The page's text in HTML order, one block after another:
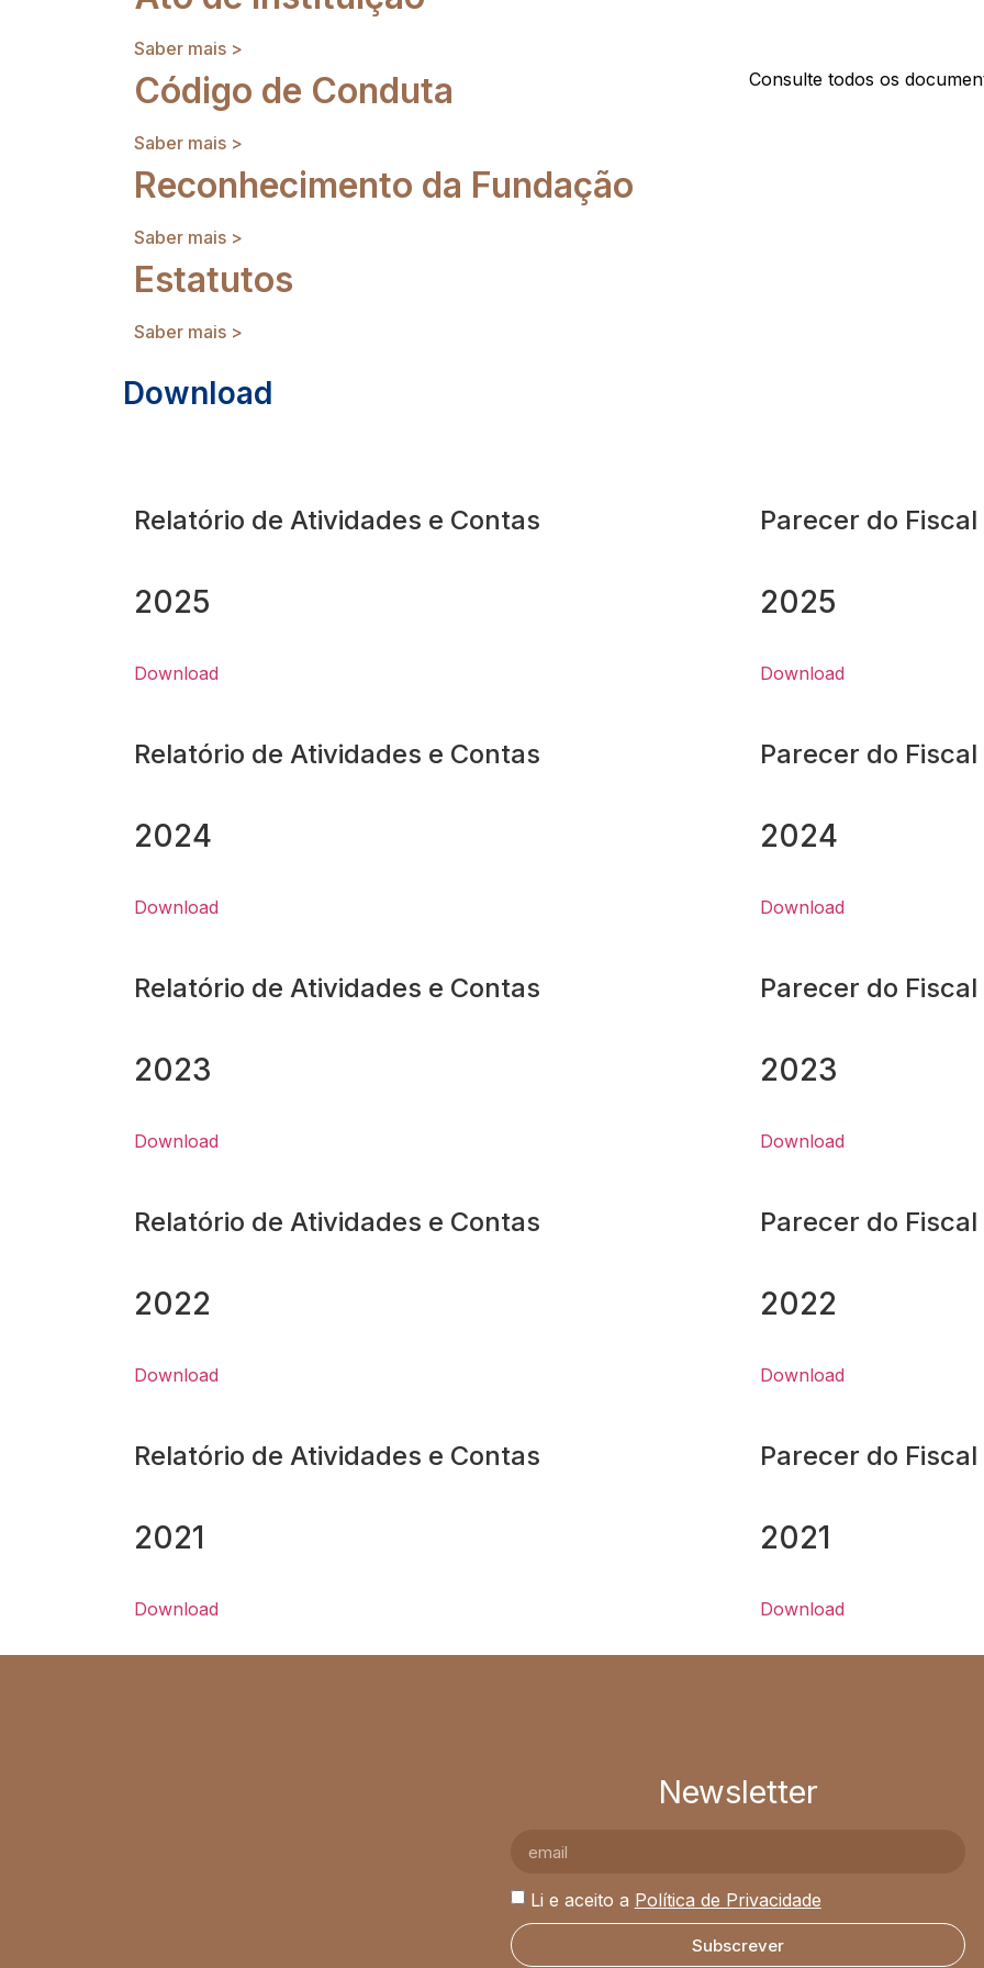
Saber mais >
Código de Conduta
Saber mais >
Reconhecimento da Fundação
Saber mais >
Estatutos
Saber mais >
Consulte todos os
Download
Relatório de Atividades e Contas
2025
Download
Parecer do
2025
Download
Relatório de Atividades e Contas
2024
Download
Parecer do
2024
Download
Relatório de Atividades e Contas
2023
Download
Parecer do
2023
Download
Relatório de Atividades e Contas
2022
Download
Parecer do
2022
Download
Relatório de Atividades e Contas
2021
Download
Parecer do
2021
Download
Newsletter
Li e aceito a Política de Privacidade
Subscrever